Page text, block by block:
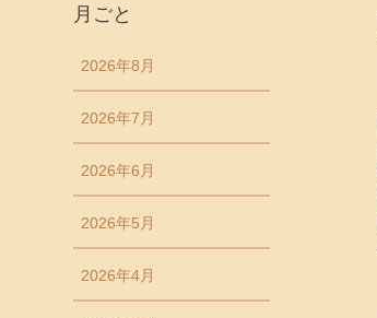
月ごと
2026年8月
2026年7月
2026年6月
2026年5月
2026年4月